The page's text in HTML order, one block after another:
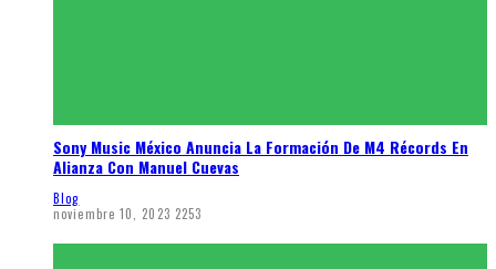
Sony Music México Anuncia La Formación De M4 Récords En
Alianza Con Manuel Cuevas
Blog
noviembre 10, 2023 2253